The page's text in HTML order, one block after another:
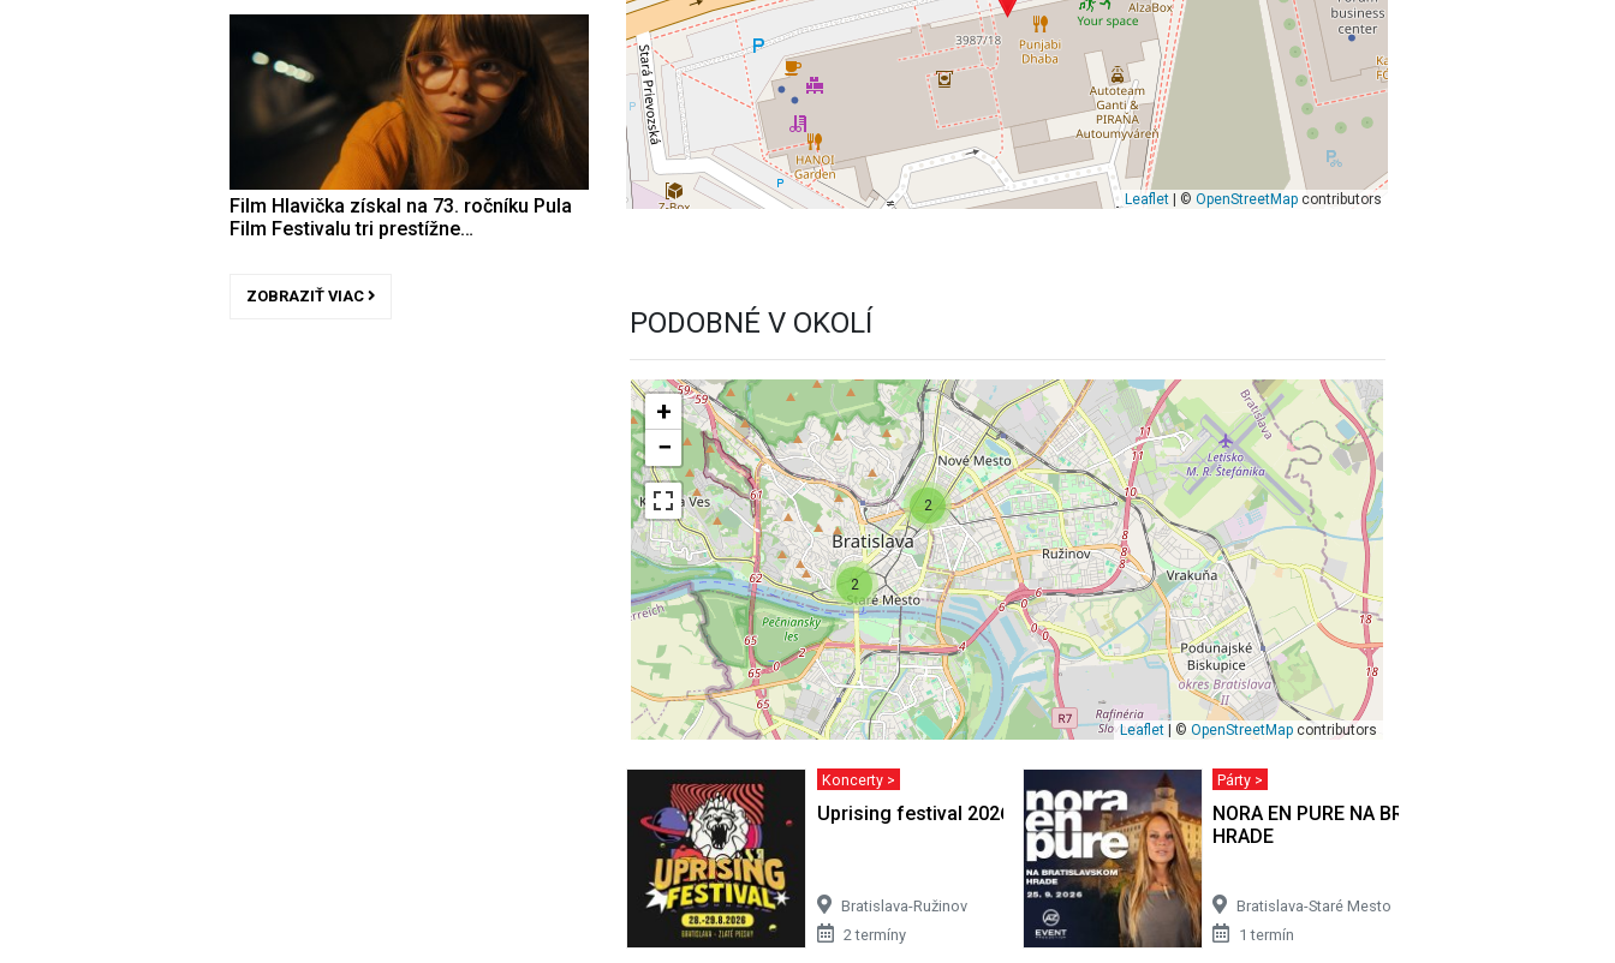
Film Hlavička získal na 73. ročníku Pula
Film Festivalu tri prestížne…
ZOBRAZIŤ VIAC
Leaflet| © OpenStreetMapcontributors
PODOBNÉ V OKOLÍ
2
2
+
−
Leaflet | ©OpenStreetMap contributors
Koncerty >
Uprising festival 2026
Bratislava-Ružinov
2 termíny
Párty >
NORA EN PURE NA BRATISLAVSKOM
HRADE
Bratislava-Staré Mesto
1 termín